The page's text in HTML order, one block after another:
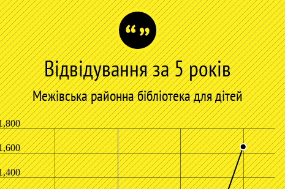
Відвідування за 5 років
Межівська районна бібліотека для дітей